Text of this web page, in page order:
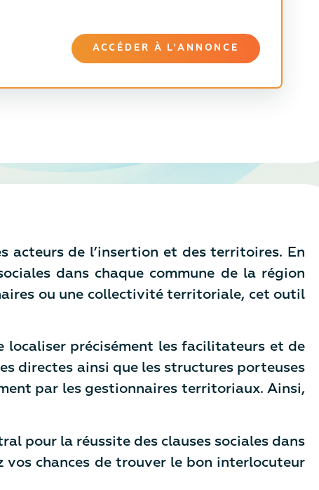
ACCÉDER À L'ANNONCE
de l’insertion et des territoires. En
dans chaque commune de la région
ou une collectivité territoriale, cet outil
localiser précisément les facilitateurs et de
directes ainsi que les structures porteuses
par les gestionnaires territoriaux. Ainsi,
pour la réussite des clauses sociales dans
vos chances de trouver le bon interlocuteur